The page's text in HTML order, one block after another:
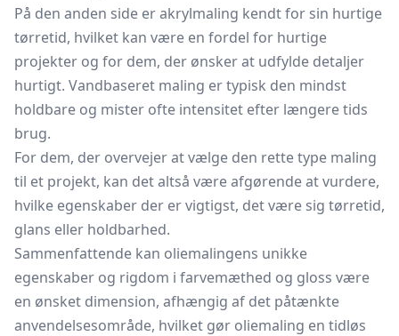
På den anden side er akrylmaling kendt for sin hurtige
tørretid, hvilket kan være en fordel for hurtige
projekter og for dem, der ønsker at udfylde detaljer
hurtigt. Vandbaseret maling er typisk den mindst
holdbare og mister ofte intensitet efter længere tids
brug.
For dem, der overvejer at vælge den rette type maling
til et projekt, kan det altså være afgørende at vurdere,
hvilke egenskaber der er vigtigst, det være sig tørretid,
glans eller holdbarhed.
Sammenfattende kan oliemalingens unikke
egenskaber og rigdom i farvemæthed og gloss være
en ønsket dimension, afhængig af det påtænkte
anvendelsesområde, hvilket gør oliemaling en tidløs